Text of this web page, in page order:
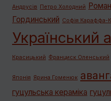
Андрусів Петро Холодний
Гординський Софія Караффа-
Український
Красицький Франциск Оленський
Японія Ярина Гоменюк
гуцульська кераміка